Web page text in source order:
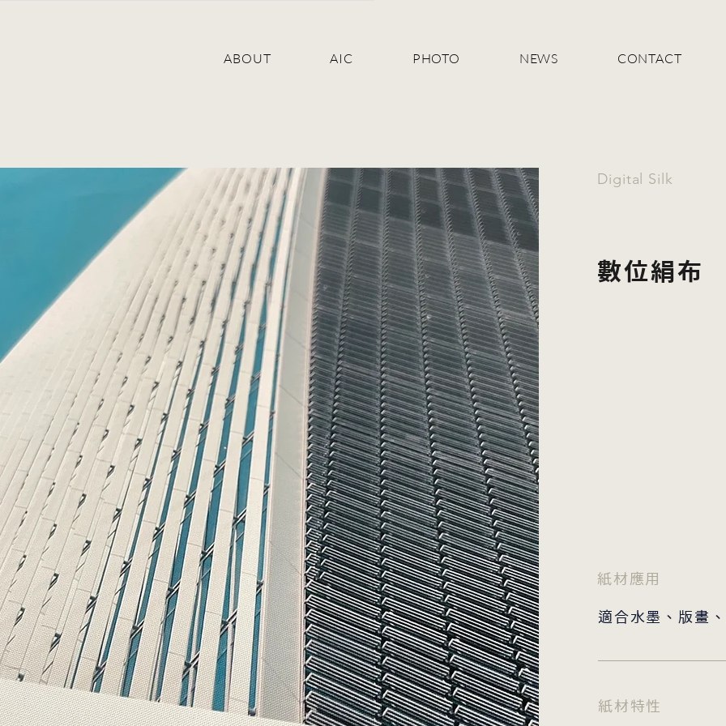
ABOUT AIC PHOTO NEWS CONTACT
Digital Silk
數位絹布
​紙材應用
適合水墨、版畫
​紙材特性